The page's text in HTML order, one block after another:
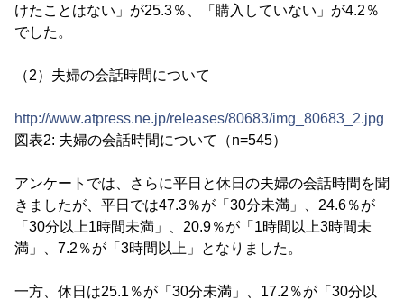
けたことはない」が25.3％、「購入していない」が4.2％
でした。
（2）夫婦の会話時間について
http://www.atpress.ne.jp/releases/80683/img_80683_2.jpg
図表2: 夫婦の会話時間について（n=545）
アンケートでは、さらに平日と休日の夫婦の会話時間を聞
きましたが、平日では47.3％が「30分未満」、24.6％が
「30分以上1時間未満」、20.9％が「1時間以上3時間未
満」、7.2％が「3時間以上」となりました。
一方、休日は25.1％が「30分未満」、17.2％が「30分以